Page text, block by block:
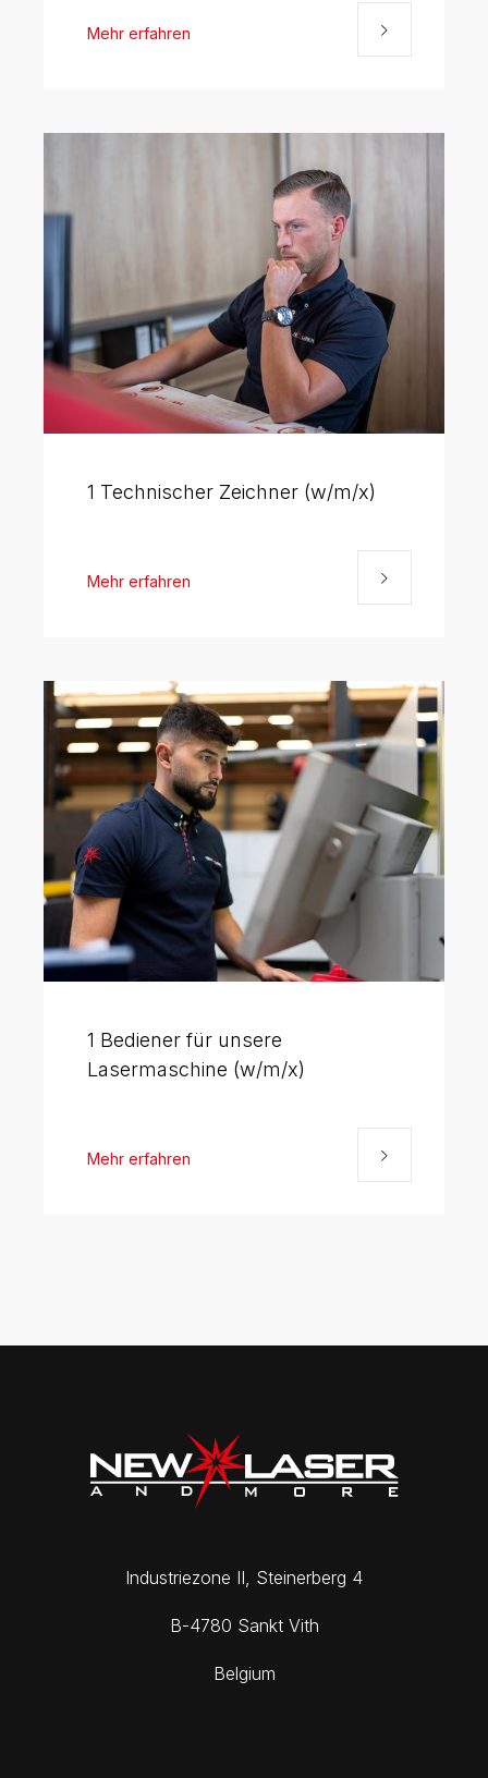
Mehr erfahren
1 Technischer Zeichner (w/m/x)
Mehr erfahren
1 Bediener für unsere
Lasermaschine (w/m/x)
Mehr erfahren
Industriezone II, Steinerberg 4
B-4780 Sankt Vith
Belgium